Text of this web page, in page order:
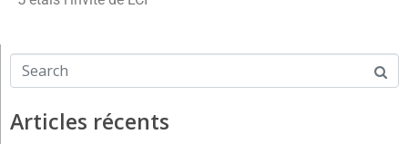
Articles récents